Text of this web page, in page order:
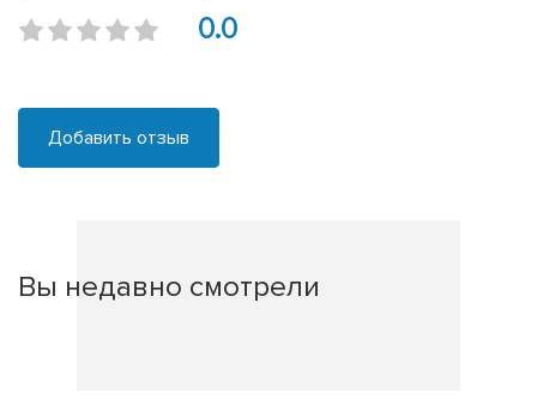
0.0
Добавить отзыв
Вы недавно смотрели